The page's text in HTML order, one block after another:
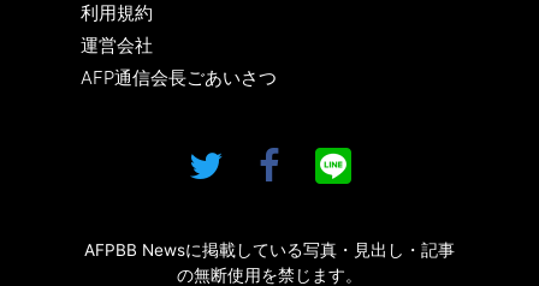
利用規約
運営会社
AFP通信会長ごあいさつ
AFPBB Newsに掲載している写真・見出し・記事
の無断使用を禁じます。